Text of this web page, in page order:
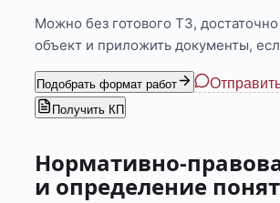
Можно без готового ТЗ, достаточно
объект и приложить документы,
Подобрать формат работ
Получить КП
Нормативно-
и определение